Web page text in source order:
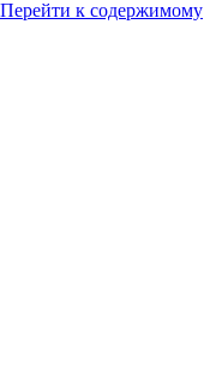
Перейти к содержимому